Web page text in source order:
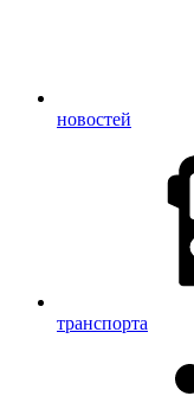
новостей
транспорта